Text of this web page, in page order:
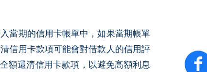
當期的信用卡帳單中，如果當期帳單
信用卡款項可能會對借款人的信用評
額還清信用卡款項，以避免高額利息